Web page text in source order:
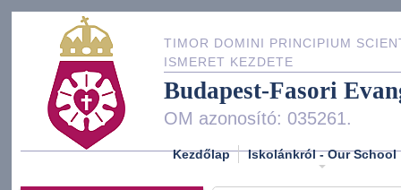
TIMOR DOMINI PRINCIPIUM
ISMERET KEZDETE
Budapest-Fasori
OM azonosító: 035261.
Kezdőlap Iskolánkról - Our School